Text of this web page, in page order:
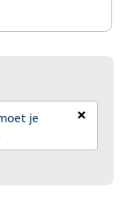
je
×